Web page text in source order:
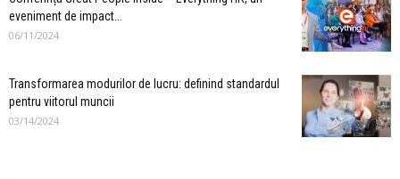
eveniment de impact...
06/11/2024
Transformarea modurilor de lucru: definind standardul
pentru viitorul muncii
03/14/2024